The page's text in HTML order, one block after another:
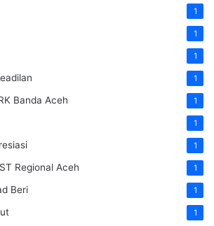
1
1
1
1
Banda Aceh 1
1
1
Regional Aceh 1
Beri 1
1